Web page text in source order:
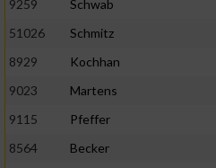
9259
Schwab
51026
Schmitz
8929
Kochhan
9023
Martens
9115
Pfeffer
8564
Becker